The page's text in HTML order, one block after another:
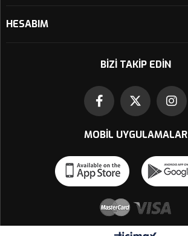
HESABIM
BIZI TAKIP EDIN
MOBIL UYGULAMALAR